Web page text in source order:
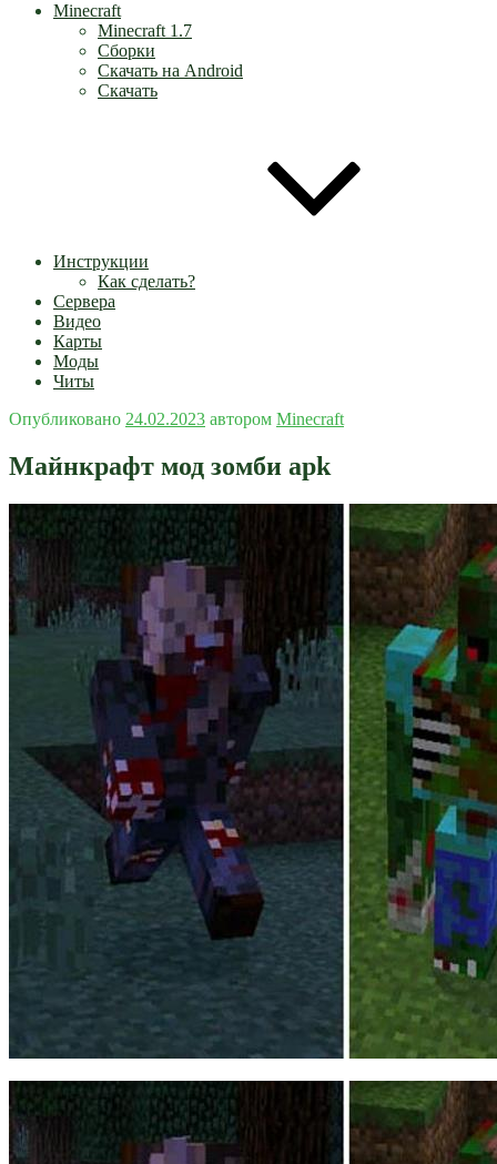
Minecraft
Minecraft 1.7
Сборки
Скачать на Android
Скачать
Инструкции
Как сделать?
Сервера
Видео
Карты
Моды
Читы
Опубликовано 24.02.2023 автором Minecraft
Майнкрафт мод зомби apk